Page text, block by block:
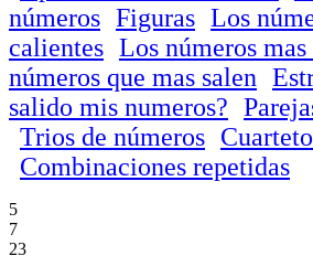
números Figuras Los
calientes Los números
números que mas salen
salido mis numeros?
Trios de números
Combinaciones repetidas
5
7
23